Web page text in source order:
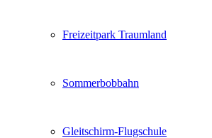
Freizeitpark Traumland
Sommerbobbahn
Gleitschirm-Flugschule